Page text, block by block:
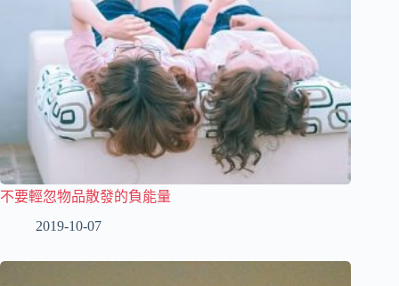
不要輕忽物品散發的負能量
2019-10-07